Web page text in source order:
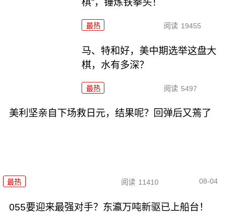
最热 阅读 19455
马、特和好，美中期选举这盘大
棋，水有多深？
最热 阅读 5497
美利坚亲自下场救日元，结果呢？回弹后又蔫了
最热 阅读 11410 08-04
055要迎来最强对手？东瀛万吨新驱已上船台！